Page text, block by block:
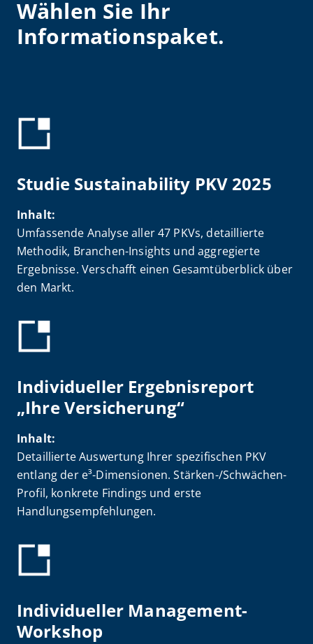
Wählen Sie Ihr
Informationspaket.
Studie Sustainability PKV 2025
Inhalt:
Umfassende Analyse aller 47 PKVs, detaillierte
Methodik, Branchen-Insights und aggregierte
Ergebnisse. Verschafft einen Gesamtüberblick über
den Markt.
Individueller Ergebnisreport
„Ihre Versicherung“
Inhalt:
Detaillierte Auswertung Ihrer spezifischen PKV
entlang der e³-Dimensionen. Stärken-/Schwächen-
Profil, konkrete Findings und erste
Handlungsempfehlungen.
Individueller Management-
Workshop